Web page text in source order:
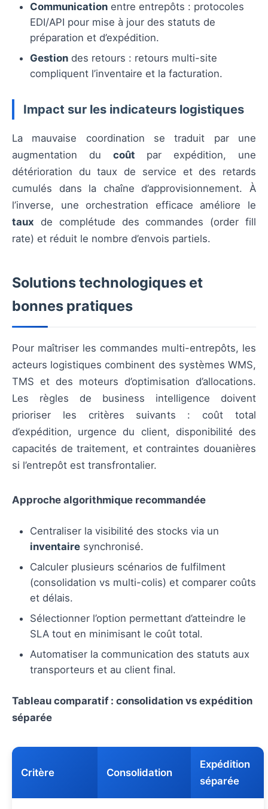
Communication entre entrepôts : protocoles
EDI/API pour mise à jour des statuts de
préparation et d’expédition.
Gestion des retours : retours multi-site
compliquent l’inventaire et la facturation.
Impact sur les indicateurs logistiques
La mauvaise coordination se traduit par une
augmentation du coût par expédition, une
détérioration du taux de service et des retards
cumulés dans la chaîne d’approvisionnement. À
l’inverse, une orchestration efficace améliore le
taux de complétude des commandes (order fill
rate) et réduit le nombre d’envois partiels.
Solutions technologiques et
bonnes pratiques
Pour maîtriser les commandes multi-entrepôts, les
acteurs logistiques combinent des systèmes WMS,
TMS et des moteurs d’optimisation d’allocations.
Les règles de business intelligence doivent
prioriser les critères suivants : coût total
d’expédition, urgence du client, disponibilité des
capacités de traitement, et contraintes douanières
si l’entrepôt est transfrontalier.
Approche algorithmique recommandée
Centraliser la visibilité des stocks via un
inventaire synchronisé.
Calculer plusieurs scénarios de fulfilment
(consolidation vs multi-colis) et comparer coûts
et délais.
Sélectionner l’option permettant d’atteindre le
SLA tout en minimisant le coût total.
Automatiser la communication des statuts aux
transporteurs et au client final.
Tableau comparatif : consolidation vs expédition
séparée
Critère Consolidation
Expédition
séparée